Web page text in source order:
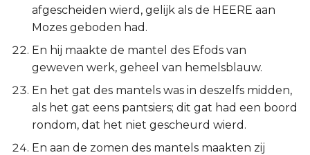
afgescheiden wierd, gelijk als de HEERE aan
Mozes geboden had.
En hij maakte de mantel des Efods van
geweven werk, geheel van hemelsblauw.
En het gat des mantels was in deszelfs midden,
als het gat eens pantsiers; dit gat had een boord
rondom, dat het niet gescheurd wierd.
En aan de zomen des mantels maakten zij